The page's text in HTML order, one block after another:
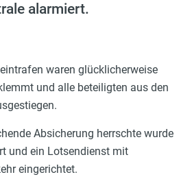
alarmiert.
waren glücklicherweise
und alle beteiligten aus den
Absicherung herrschte wurde
und ein Lotsendienst mit
eingerichtet.